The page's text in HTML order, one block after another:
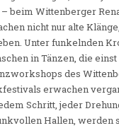
beim Wittenberger
nicht nur alte
Unter funkelnden
in Tänzen, die einst
des
erwachen
Schritt, jeder
Hallen, werden